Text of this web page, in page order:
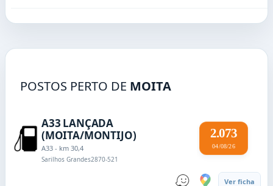
POSTOS PERTO DE MOITA
A33 LANÇADA
(MOITA/MONTIJO)
A33 - km 30,4
Sarilhos Grandes2870-521
2.073
04/08/26
Ver ficha